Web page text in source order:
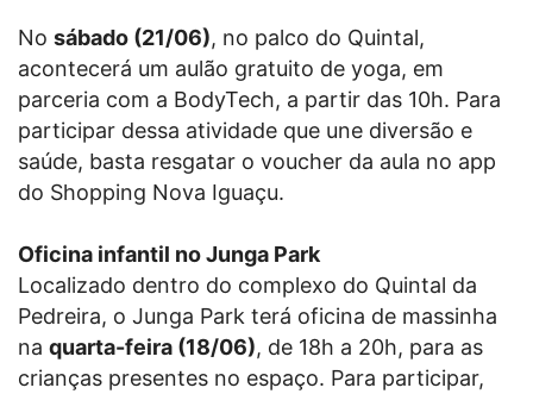
No sábado (21/06), no palco do Quintal,
acontecerá um aulão gratuito de yoga, em
parceria com a BodyTech, a partir das 10h. Para
participar dessa atividade que une diversão e
saúde, basta resgatar o voucher da aula no app
do Shopping Nova Iguaçu.
Oficina infantil no Junga Park
Localizado dentro do complexo do Quintal da
Pedreira, o Junga Park terá oficina de massinha
na quarta-feira (18/06), de 18h a 20h, para as
crianças presentes no espaço. Para participar,